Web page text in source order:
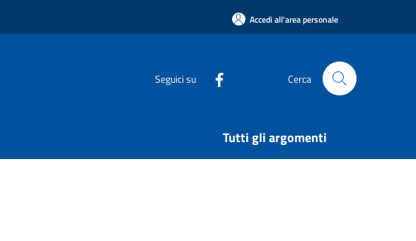
Accedi all'area personale
Seguici su Cerca
Tutti gli argomenti